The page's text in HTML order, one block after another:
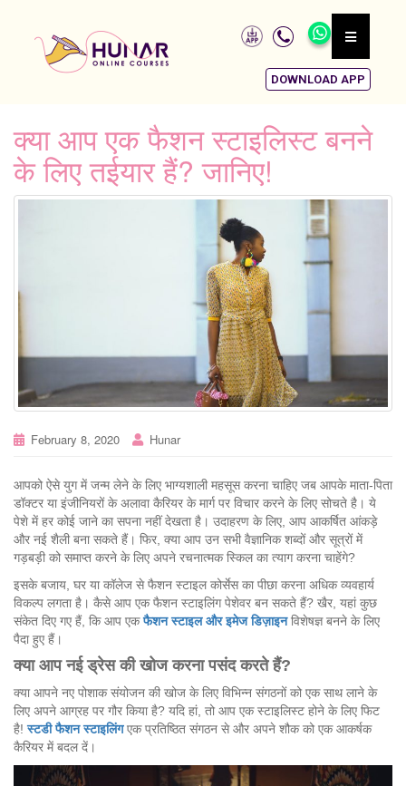
DOWNLOAD APP
क्या आप एक फैशन स्टाइलिस्ट बनने
के लिए तईयार हैं? जानिए!
February 8, 2020 Hunar
आपको ऐसे युग में जन्म लेने के लिए भाग्यशाली महसूस करना चाहिए जब आपके माता-पिता
डॉक्टर या इंजीनियरों के अलावा कैरियर के मार्ग पर विचार करने के लिए सोचते है। ये
पेशे में हर कोई जाने का सपना नहीं देखता है। उदाहरण के लिए, आप आकर्षित आंकड़े
और नई शैली बना सकते हैं। फिर, क्या आप उन सभी वैज्ञानिक शब्दों और सूत्रों में
गड़बड़ी को समाप्त करने के लिए अपने रचनात्मक स्किल का त्याग करना चाहेंगे?
इसके बजाय, घर या कॉलेज से फैशन स्टाइल कोर्सेस का पीछा करना अधिक व्यवहार्य
विकल्प लगता है। कैसे आप एक फैशन स्टाइलिंग पेशेवर बन सकते हैं? खैर, यहां कुछ
संकेत दिए गए हैं, कि आप एकफैशन स्टाइल और इमेज डिज़ाइनविशेषज्ञ बनने के लिए
पैदा हुए हैं।
क्या आप नई ड्रेस की खोज करना पसंद करते हैं?
क्या आपने नए पोशाक संयोजन की खोज के लिए विभिन्न संगठनों को एक साथ लाने के
लिए अपने आग्रह पर गौर किया है? यदि हां, तो आप एक स्टाइलिस्ट होने के लिए फिट
है!स्टडी फैशन स्टाइलिंगएक प्रतिष्ठित संगठन से और अपने शौक को एक आकर्षक
कैरियर में बदल दें।